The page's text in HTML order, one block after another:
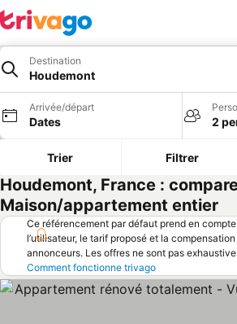
Destination
Houdemont
Arrivée/départ
Dates 2
Trier Filtrer
Houdemont, France :
Maison/appartement entier
Ce référencement par défaut prend en
l’utilisateur, le tarif proposé et la
annonceurs. Les offres ne sont pas
Comment fonctionne trivago